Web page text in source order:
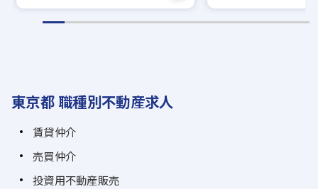
東京都 職種別不動産求人
賃貸仲介
売買仲介
投資用不動産販売